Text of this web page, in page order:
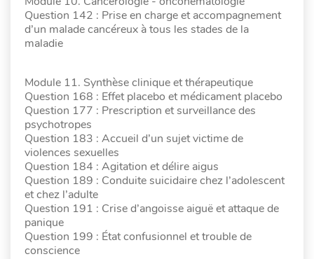
Question 142 : Prise en charge et accompagnement
d’un malade cancéreux à tous les stades de la
maladie
Module 11. Synthèse clinique et thérapeutique
Question 168 : Effet placebo et médicament placebo
Question 177 : Prescription et surveillance des
psychotropes
Question 183 : Accueil d’un sujet victime de
violences sexuelles
Question 184 : Agitation et délire aigus
Question 189 : Conduite suicidaire chez l’adolescent
et chez l’adulte
Question 191 : Crise d’angoisse aiguë et attaque de
panique
Question 199 : État confusionnel et trouble de
conscience